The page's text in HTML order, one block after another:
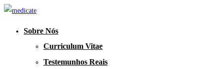
Sobre Nós
Curriculum Vitae
Testemunhos Reais